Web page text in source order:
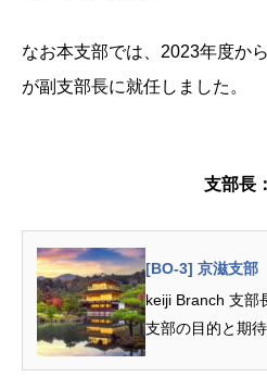
なお本支部では、2023年度か
が副支部長に就任しました。
支部長
[BO-3] 京滋支部
keiji Branch 支部
支部の目的と期